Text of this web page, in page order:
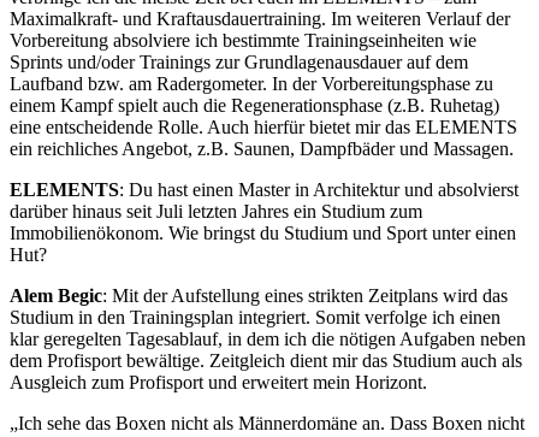
Maximalkraft- und Kraftausdauertraining. Im weiteren Verlauf der
Vorbereitung absolviere ich bestimmte Trainingseinheiten wie
Sprints und/oder Trainings zur Grundlagenausdauer auf dem
Laufband bzw. am Radergometer. In der Vorbereitungsphase zu
einem Kampf spielt auch die Regenerationsphase (z.B. Ruhetag)
eine entscheidende Rolle. Auch hierfür bietet mir das ELEMENTS
ein reichliches Angebot, z.B. Saunen, Dampfbäder und Massagen.
ELEMENTS: Du hast einen Master in Architektur und absolvierst
darüber hinaus seit Juli letzten Jahres ein Studium zum
Immobilienökonom. Wie bringst du Studium und Sport unter einen
Hut?
Alem Begic: Mit der Aufstellung eines strikten Zeitplans wird das
Studium in den Trainingsplan integriert. Somit verfolge ich einen
klar geregelten Tagesablauf, in dem ich die nötigen Aufgaben neben
dem Profisport bewältige. Zeitgleich dient mir das Studium auch als
Ausgleich zum Profisport und erweitert mein Horizont.
Ich sehe das Boxen nicht als Männerdomäne an. Dass Boxen nicht